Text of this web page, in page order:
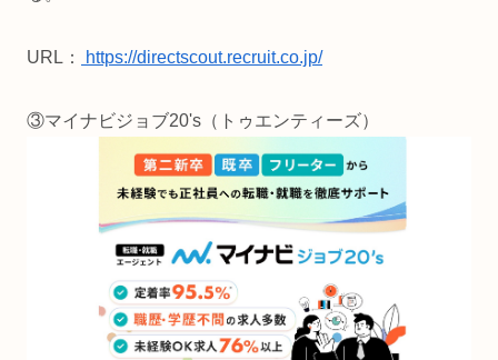
URL： https://directscout.recruit.co.jp/
③マイナビジョブ20's（トゥエンティーズ）